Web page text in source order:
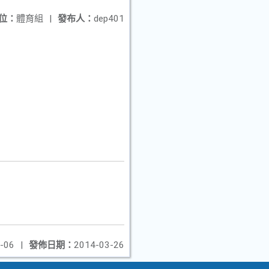
發布人： dep401
： 體育組 |
發佈日期： 2014-03-26
06 |